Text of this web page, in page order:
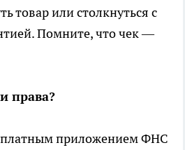
товар или столкнуться с
Помните, что чек —
права?
приложением ФНС